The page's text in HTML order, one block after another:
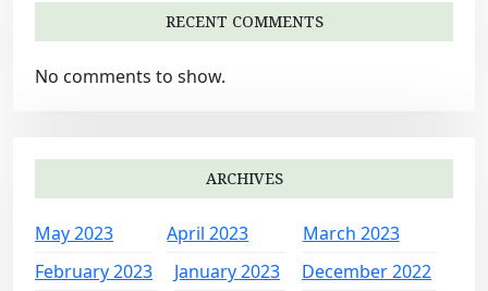
RECENT COMMENTS
No comments to show.
ARCHIVES
May 2023 April 2023
March 2023
February 2023
January 2023
December 2022